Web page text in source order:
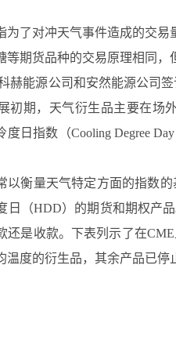
为了对冲天气事件造成的交
等期货品种的交易原理相同，
赫能源公司和安然能源公司
初期，天气衍生品主要在场
度日指数（Cooling Degree
以衡量天气特定方面的指数
日（HDD）的期货和期权产
还是收款。下表列示了在
温度的衍生品，其余产品已停